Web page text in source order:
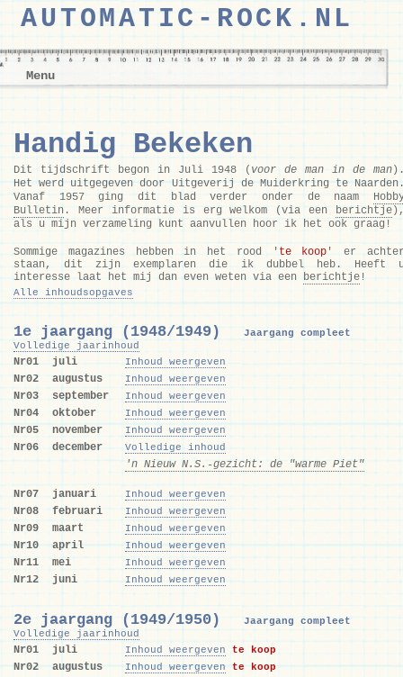
AUTOMATIC-ROCK.NL
Menu
Handig Bekeken
Dit tijdschrift begon in Juli 1948 ( voor de man in de man
Het werd uitgegeven door Uitgeverij de Muiderkring te
Vanaf 1957 ging dit blad verder onder de naam
Bulletin . Meer informatie is erg welkom (via een berichtje
als u mijn verzameling kunt aanvullen hoor ik het ook graag!
Sommige magazines hebben in het rood ' te koop ' er
staan, dit zijn exemplaren die ik dubbel heb. Heeft
interesse laat het mij dan even weten via een berichtje !
Alle inhoudsopgaves
1e jaargang (1948/1949)
Jaargang compleet
Volledige jaarinhoud
Nr01 juli Inhoud weergeven
Nr02 augustus Inhoud weergeven
Nr03 september Inhoud weergeven
Nr04 oktober Inhoud weergeven
Nr05 november Inhoud weergeven
Nr06 december Volledige inhoud
'n Nieuw N.S.-gezicht: de "warme Piet"
Nr07 januari Inhoud weergeven
Nr08 februari Inhoud weergeven
Nr09 maart Inhoud weergeven
Nr10 april Inhoud weergeven
Nr11 mei Inhoud weergeven
Nr12 juni Inhoud weergeven
2e jaargang (1949/1950)
Jaargang compleet
Volledige jaarinhoud
Nr01 juli Inhoud weergeven te koop
Nr02 augustus Inhoud weergeven te koop